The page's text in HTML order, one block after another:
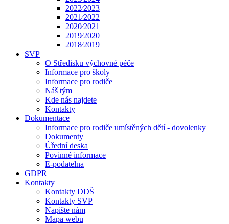
2022⁄2023
2021⁄2022
2020⁄2021
2019⁄2020
2018⁄2019
SVP
O Středisku výchovné péče
Informace pro školy
Informace pro rodiče
Náš tým
Kde nás najdete
Kontakty
Dokumentace
Informace pro rodiče umístěných dětí - dovolenky
Dokumenty
Úřední deska
Povinné informace
E-podatelna
GDPR
Kontakty
Kontakty DDŠ
Kontakty SVP
Napište nám
Mapa webu